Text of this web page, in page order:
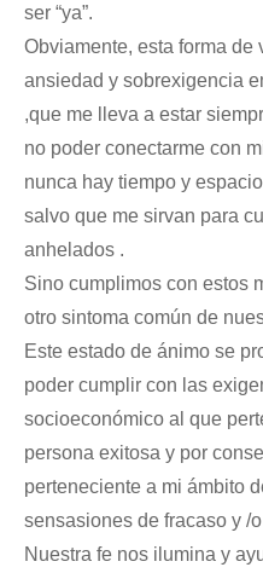
ser “ya”.
Obviamente, esta forma de
ansiedad y sobrexigencia
,que me lleva a estar
no poder conectarme con
nunca hay tiempo y
salvo que me sirvan para
anhelados .
Sino cumplimos con estos
otro sintoma común de
Este estado de ánimo se
poder cumplir con las
socioeconómico al que
persona exitosa y por
perteneciente a mi ámbito
sensasiones de fracaso y /
Nuestra fe nos ilumina y